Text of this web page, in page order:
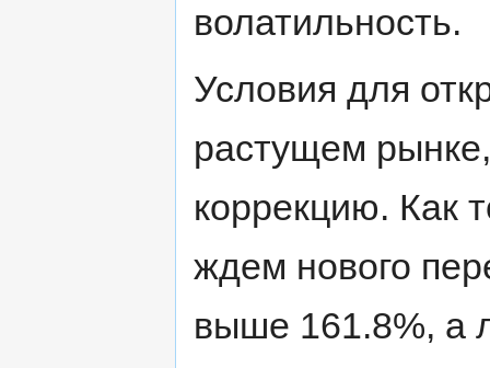
волатильность.
Условия для
растущем
коррекцию. Как
ждем нового
выше 161.8%, а